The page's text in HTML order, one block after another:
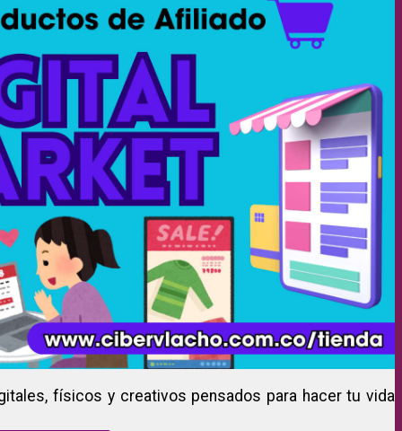
físicos y creativos pensados para hacer tu vida